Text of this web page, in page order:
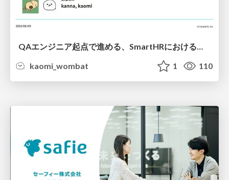
QAエンジニア起点で進める、SmartHRにおける信頼性向上について
kaomi_wombat
1 110